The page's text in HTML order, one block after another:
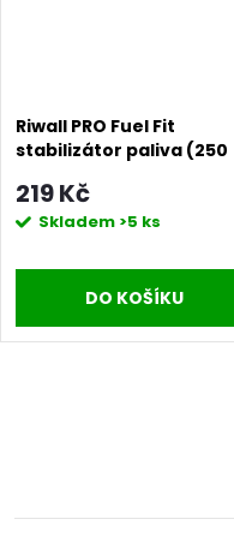
Riwall PRO Fuel Fit
stabilizátor paliva (250
219 Kč
Skladem >5 ks
DO KOŠÍKU